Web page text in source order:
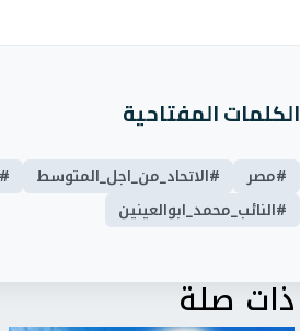
الكلمات المفتاحية
#مصر #الاتحاد_من_اجل_المتوسط
#النائب_محمد_ابوالعينين
ذات صلة